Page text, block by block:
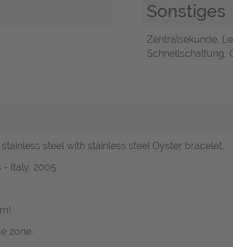
Sonstiges
Zentralsekunde,
Schnellschaltung,
steel with stainless steel Oyster bracelet.
Italy, 2005.
zone.